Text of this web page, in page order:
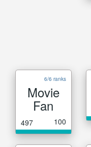
6/6 ranks
Movie
Fan
497 100